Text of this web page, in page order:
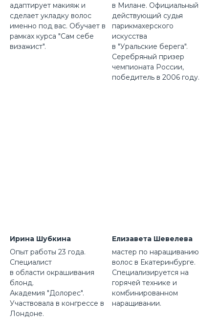
адаптирует макияж и
сделает укладку волос
именно под вас. Обучает в
рамках курса "Сам себе
визажист".
в Милане. Официальный
действующий судья
парикмахерского
искусства
в "Уральские берега".
Серебряный призер
чемпионата России,
победитель в 2006 году.
Ирина Шубкина
Опыт работы 23 года.
Специалист
в области окрашивания
блонд.
Академия "Долорес".
Участвовала в конгрессе в
Лондоне.
Елизавета Шевелева
мастер по наращиванию
волос в Екатеринбурге.
Специализируется на
горячей технике и
комбинированном
наращивании.